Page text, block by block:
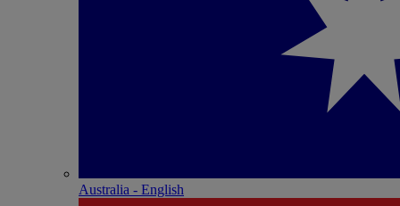
Australia - English